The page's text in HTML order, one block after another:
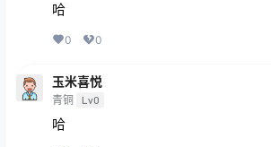
哈
0 0
玉米喜悦
青铜 Lv0
哈